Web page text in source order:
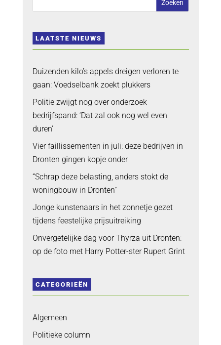
LAATSTE NIEUWS
Duizenden kilo’s appels dreigen verloren te
gaan: Voedselbank zoekt plukkers
Politie zwijgt nog over onderzoek
bedrijfspand: ‘Dat zal ook nog wel even
duren’
Vier faillissementen in juli: deze bedrijven in
Dronten gingen kopje onder
“Schrap deze belasting, anders stokt de
woningbouw in Dronten”
Jonge kunstenaars in het zonnetje gezet
tijdens feestelijke prijsuitreiking
Onvergetelijke dag voor Thyrza uit Dronten:
op de foto met Harry Potter-ster Rupert Grint
CATEGORIEËN
Algemeen
Politieke column